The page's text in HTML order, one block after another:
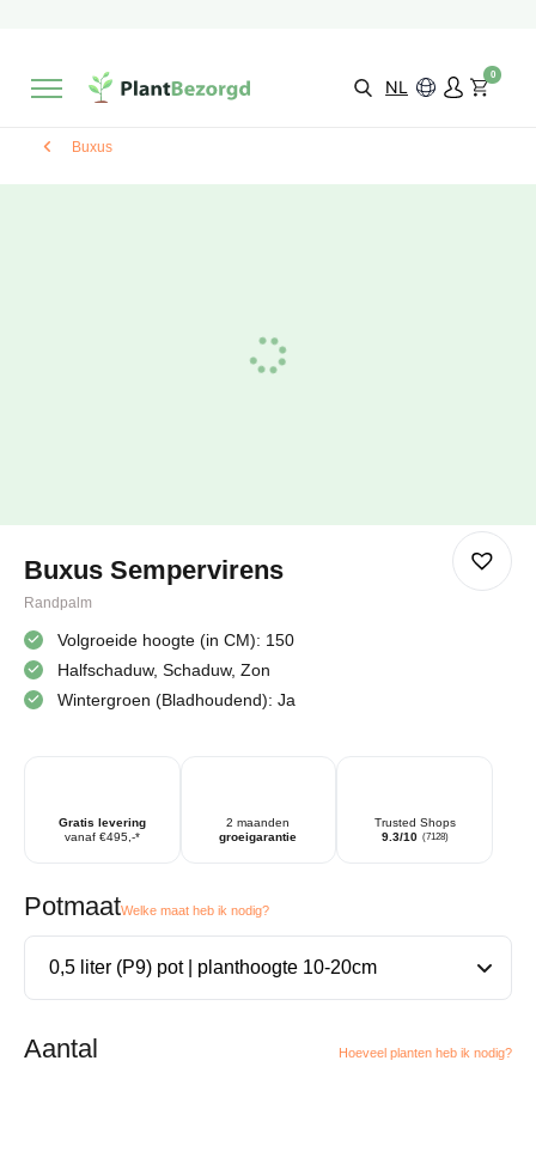
Kies zelf je
bezorgmoment & locatie NL
0
Buxus
Buxus Sempervirens
Randpalm
Volgroeide hoogte (in CM): 150
Halfschaduw, Schaduw, Zon
Wintergroen (Bladhoudend): Ja
Gratis levering
vanaf €495,-*
2 maanden
groeigarantie
Trusted Shops
9.3/10 (7128)
PotmaatWelke maat heb ik nodig?
Aantal Hoeveel planten heb ik nodig?